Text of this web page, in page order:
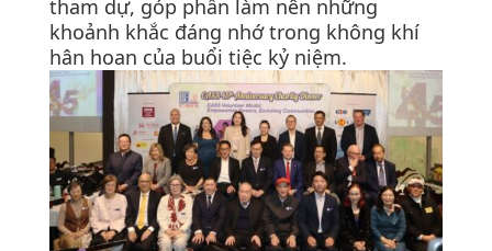
tham dự, góp phần làm nên những
khoảnh khắc đáng nhớ trong không khí
hân hoan của buổi tiệc kỷ niệm.